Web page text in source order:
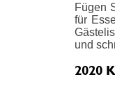
Fügen
für
und
2020